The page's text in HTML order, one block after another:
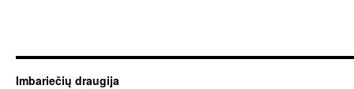
Imbariečių draugija